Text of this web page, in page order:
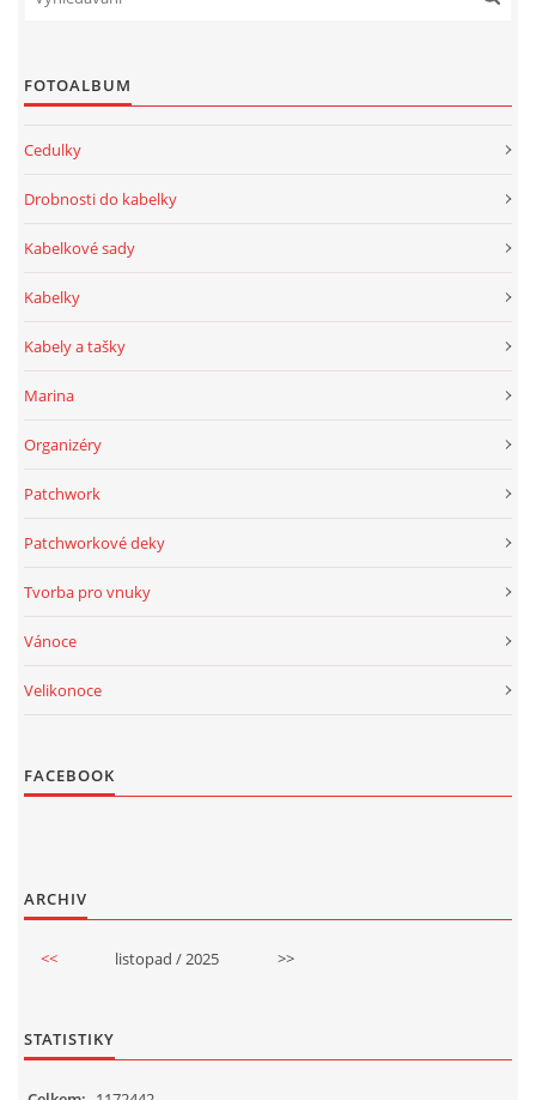
FOTOALBUM
Cedulky
Drobnosti do kabelky
Kabelkové sady
Kabelky
Kabely a tašky
Marina
Organizéry
Patchwork
Patchworkové deky
Tvorba pro vnuky
Vánoce
Velikonoce
FACEBOOK
ARCHIV
<< listopad / 2025 >>
STATISTIKY